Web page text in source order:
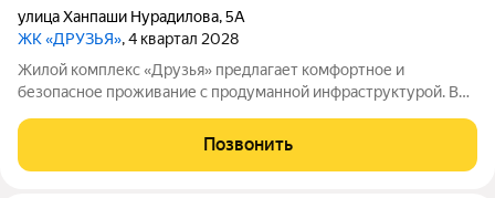
улица Ханпаши Нурадилова,5А
ЖК «ДРУЗЬЯ», 4 квартал 2028
Жилой комплекс «Друзья» предлагает комфортное и
безопасное проживание с продуманной инфраструктурой. Во
проложены велосипедные дорожки, оборудованы детские и
спортивные площадки. Сам дом оснащён
Позвонить